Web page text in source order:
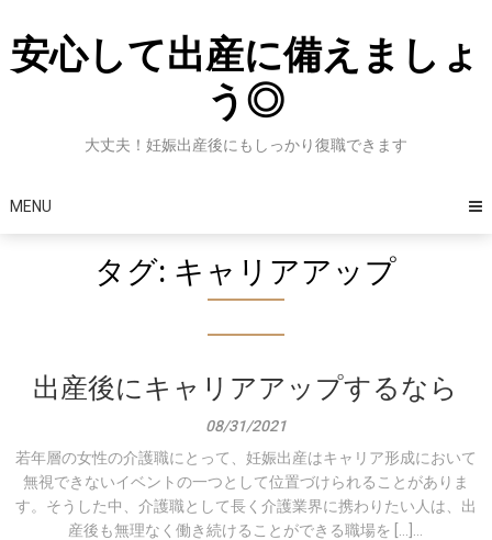
content
安心して出産に備えましょ
う◎
大丈夫！妊娠出産後にもしっかり復職できます
MENU
タグ: キャリアアップ
出産後にキャリアアップするなら
08/31/2021
若年層の女性の介護職にとって、妊娠出産はキャリア形成において
無視できないイベントの一つとして位置づけられることがありま
す。そうした中、介護職として長く介護業界に携わりたい人は、出
産後も無理なく働き続けることができる職場を […]...